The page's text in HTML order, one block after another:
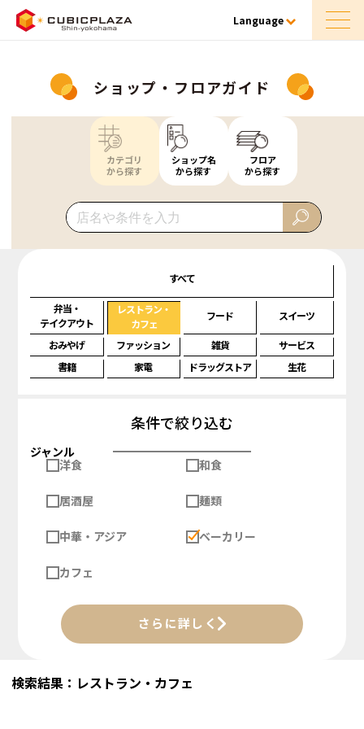
Language
ショップ・フロアガイド
カテゴリ
から探す
ショップ名
から探す
フロア
から探す
すべて
弁当・
テイクアウト
レストラン・
カフェ
フード スイーツ
おみやげ ファッション 雑貨
サービス
書籍
家電 ドラッグストア 生花
条件で絞り込む
ジャンル
洋食
和食
居酒屋 麺類
中華・アジア ベーカリー
カフェ
さらに詳しく
検索結果：レストラン・カフェ